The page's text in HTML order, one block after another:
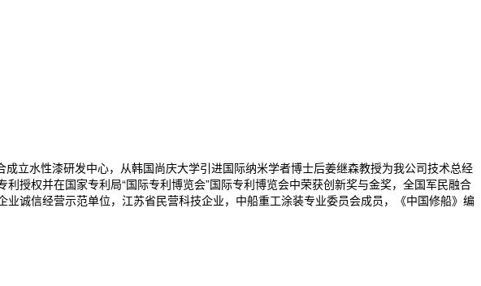
立水性漆研发中心，从韩国尚庆大学引进国际纳米学者博士后姜继森教授为我公司技术总经
授权并在国家专利局“国际专利博览会”国际专利博览会中荣获创新奖与金奖，全国军民融合
诚信经营示范单位，江苏省民营科技企业，中船重工涂装专业委员会成员，《中国修船》编